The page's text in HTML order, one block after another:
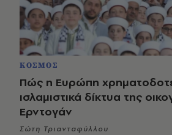
ΚΟΣΜΟΣ
Πώς η Ευρώπη
ισλαμιστικά δίκτυα της
Ερντογάν
Σώτη Τριανταφύλλου